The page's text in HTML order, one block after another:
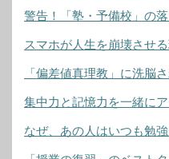
警告！「塾・予備校」の
スマホが人生を崩壊させ
「偏差値真理教」に洗脳
集中力と記憶力を一緒に
なぜ、あの人はいつも勉